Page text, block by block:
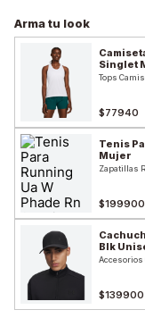
Arma tu look
Singlet
Tops
$77940
Tenis
Mujer
Zapatillas
$199900
Blk
Accesorios
$139900